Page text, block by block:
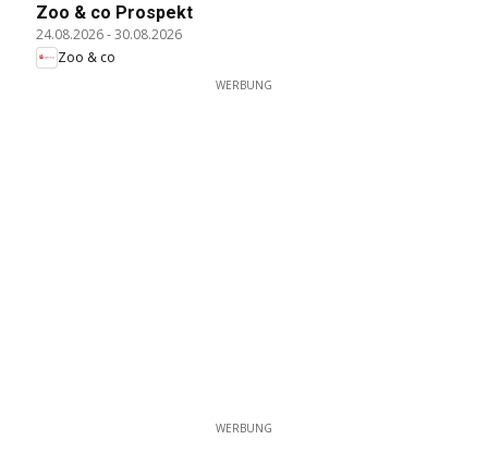
Zoo & co Prospekt
24.08.2026-30.08.2026
Zoo & co
WERBUNG
WERBUNG